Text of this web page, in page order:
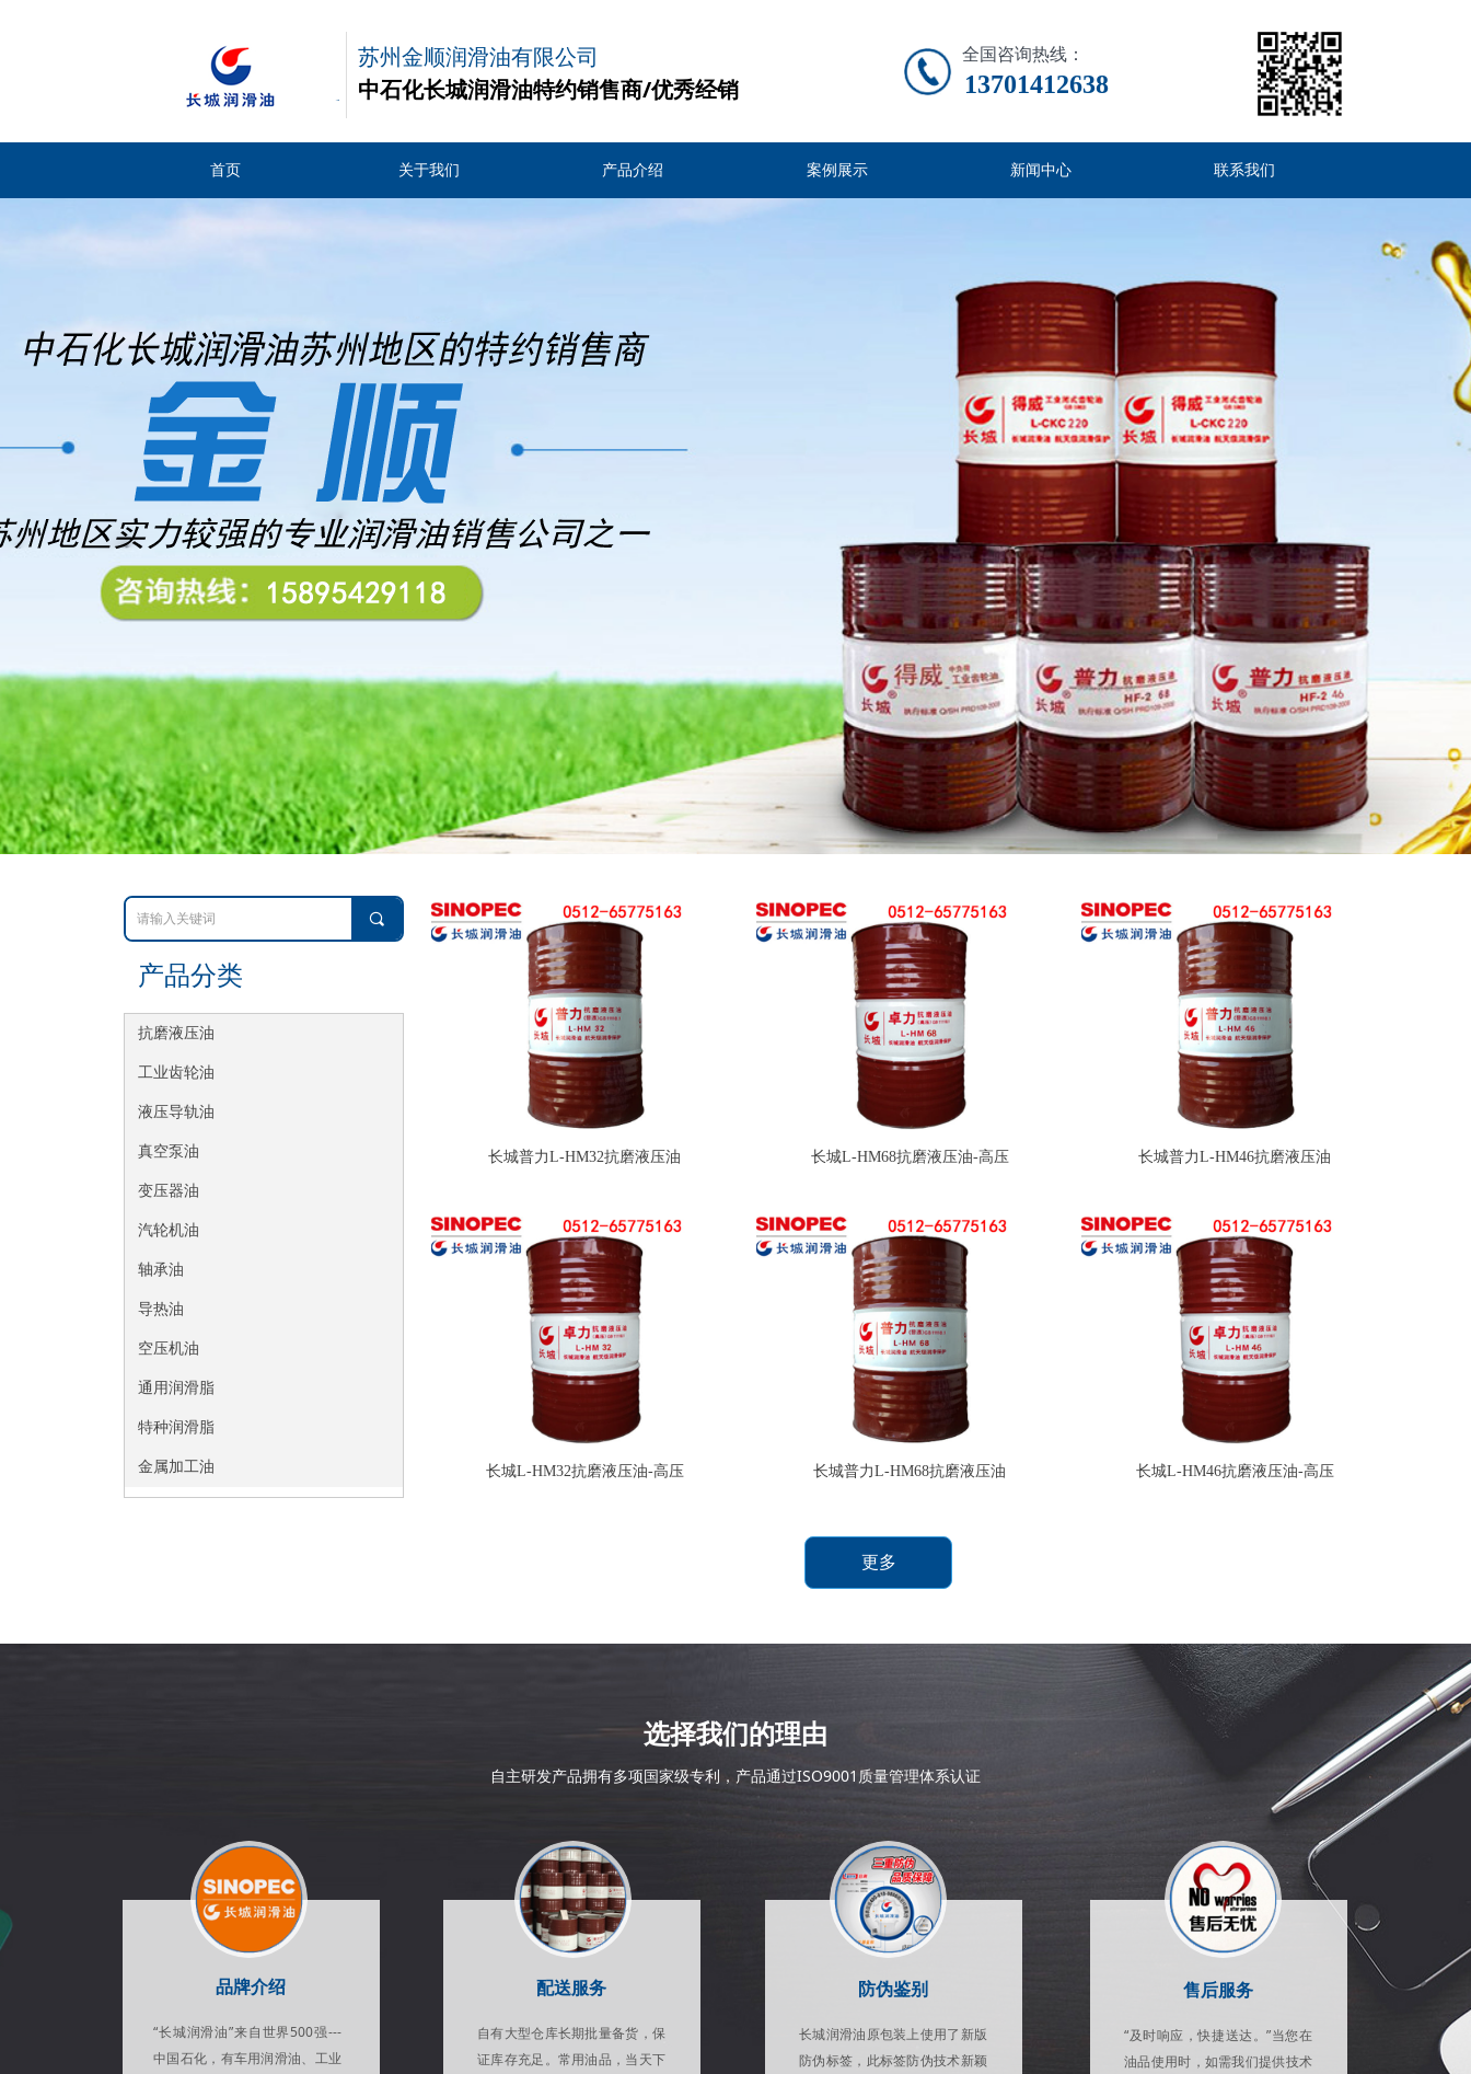
首页 关于我们 产品介绍 案例展示 新闻中心 联系我们
苏州金顺润滑油有限公司
中石化长城润滑油特约销售商/优秀经销
全国咨询热线：
13701412638
끠
产品分类
抗磨液压油
工业齿轮油
液压导轨油
真空泵油
变压器油
汽轮机油
轴承油
导热油
空压机油
通用润滑脂
特种润滑脂
金属加工油
长城普力L-HM32抗磨液压油 长城L-HM68抗磨液压油-高压 长城普力L-HM46抗磨液压油
长城L-HM32抗磨液压油-高压 长城普力L-HM68抗磨液压油 长城L-HM46抗磨液压油-高压
更多
选择我们的理由
自主研发产品拥有多项国家级专利，产品通过ISO9001质量管理体系认证
品牌介绍
“长城润滑油”来自世界500强---
中国石化，有车用润滑油、工业
自有大型仓库长期批量备货，保
证库存充足。常用油品，当天下
配送服务
长城润滑油原包装上使用了新版
防伪标签，此标签防伪技术新颖
防伪鉴别
“及时响应，快捷送达。”当您在
油品使用时，如需我们提供技术
售后服务